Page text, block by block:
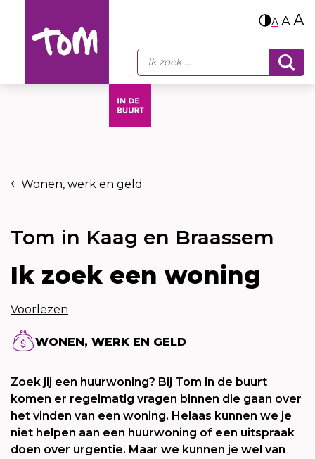
A AA
Wonen, werk en geld
Ik zoek een woning
Tom in Kaag en Braassem
Voorlezen
WONEN, WERK EN GELD
Zoek jij een huurwoning? Bij Tom in de buurt
komen er regelmatig vragen binnen die gaan over
het vinden van een woning. Helaas kunnen we je
niet helpen aan een huurwoning of een uitspraak
doen over urgentie. Maar we kunnen je wel van